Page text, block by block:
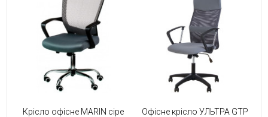
Крісло офісне MARIN сіре
Офісне крісло УЛЬТРА GTP